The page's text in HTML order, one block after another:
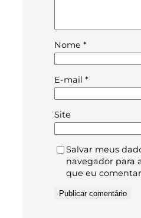
Nome*
E-mail*
Site
Salvar meus
navegador para
que eu